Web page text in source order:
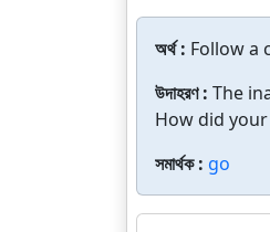
অর্থ : Follow a
উদাহরণ : The
How did
সমার্থক : go